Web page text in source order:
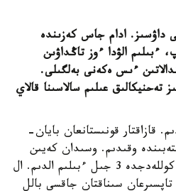
داۋسىز. ادام جاس كەزىندە
ءبىلىم الۋدا ءوز تاڭداۋىن
ءىس ەكەنى بەلگىلى.
عىلىم سالاسىنا قالاي
قازاقتار قونىستانعان بايان-
وقىدىم. وسىدان كەيىن
ۇلانباتىرداعى پوليتەحنيكالىق كوللەدجدە 3 جىل ءبىلىم الدىم. ال
تاپسىرعان سىناقتان جاقسى بالل